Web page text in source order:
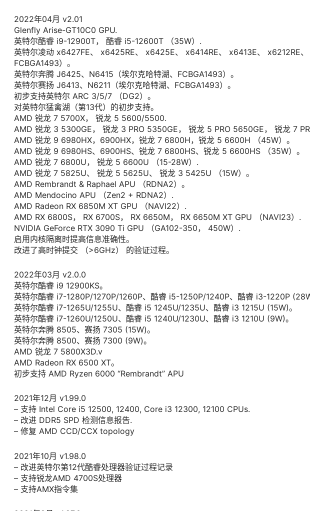
2022年04月 v2.01
Glenfly Arise-GT10C0 GPU.
英特尔酷睿 i9-12900T， 酷睿 i5-12600T （35W）.
英特尔凌动 x6427FE、 x6425RE、 x6425E、 x6414RE、 x6413E、 x6212RE、
FCBGA1493）。
英特尔奔腾 J6425、N6415（埃尔克哈特湖、FCBGA1493）。
英特尔赛扬 J6413、N6211（埃尔克哈特湖、FCBGA1493）。
初步支持英特尔 ARC 3/5/7 （DG2）。
对英特尔猛禽湖（第13代）的初步支持。
AMD 锐龙 7 5700X， 锐龙 5 5600/5500.
AMD 锐龙 3 5300GE， 锐龙 3 PRO 5350GE， 锐龙 5 PRO 5650GE， 锐龙 7
AMD 锐龙 9 6980HX，6900HX，锐龙 7 6800H，锐龙 5 6600H （45W）。
AMD 锐龙 9 6980HS、6900HS、锐龙 7 6800HS、锐龙 5 6600HS （35W）。
AMD 锐龙 7 6800U， 锐龙 5 6600U （15-28W）.
AMD 锐龙 7 5825U、 锐龙 5 5625U、 锐龙 3 5425U （15W）。
AMD Rembrandt & Raphael APU （RDNA2）。
AMD Mendocino APU （Zen2 + RDNA2）.
AMD Radeon RX 6850M XT GPU （NAVI22）.
AMD RX 6800S， RX 6700S， RX 6650M， RX 6650M XT GPU （NAVI23）.
NVIDIA GeForce RTX 3090 Ti GPU （GA102-350， 450W）.
启用内核隔离时提高信息准确性。
改进了高时钟提交 （>6GHz） 的验证过程。
2022年03月 v2.0.0
英特尔酷睿 i9 12900KS。
英特尔酷睿 i7-1280P/1270P/1260P、酷睿 i5-1250P/1240P、酷睿 i3-1220P
英特尔酷睿 i7-1265U/1255U、酷睿 i5 1245U/1235U、酷睿 i3 1215U (15W)。
英特尔酷睿 i7-1260U/1250U、酷睿 i5 1240U/1230U、酷睿 i3 1210U (9W)。
英特尔奔腾 8505、赛扬 7305 (15W)。
英特尔奔腾 8500、赛扬 7300 (9W)。
AMD 锐龙 7 5800X3D.v
AMD Radeon RX 6500 XT。
初步支持 AMD Ryzen 6000 “Rembrandt” APU
2021年12月 v1.99.0
– 支持 Intel Core i5 12500, 12400, Core i3 12300, 12100 CPUs.
– 改进 DDR5 SPD 检测信息报告.
– 修复 AMD CCD/CCX topology
2021年10月 v1.98.0
– 改进英特尔第12代酷睿处理器验证过程记录
– 支持锐龙AMD 4700S处理器
– 支持AMX指令集